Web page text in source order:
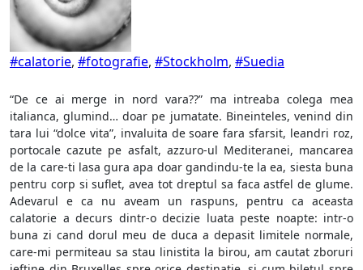
#calatorie, #fotografie, #Stockholm, #Suedia
“De ce ai merge in nord vara??” ma intreaba colega mea
italianca, glumind… doar pe jumatate. Bineinteles, venind din
tara lui “dolce vita”, invaluita de soare fara sfarsit, leandri roz,
portocale cazute pe asfalt, azzuro-ul Mediteranei, mancarea
de la care-ti lasa gura apa doar gandindu-te la ea, siesta buna
pentru corp si suflet, avea tot dreptul sa faca astfel de glume.
Adevarul e ca nu aveam un raspuns, pentru ca aceasta
calatorie a decurs dintr-o decizie luata peste noapte: intr-o
buna zi cand dorul meu de duca a depasit limitele normale,
care-mi permiteau sa stau linistita la birou, am cautat zboruri